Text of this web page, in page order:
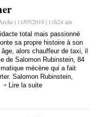
| 11/05/2018 | 11h24 am
total mais passionné
sa propre histoire à son
alors chauffeur de taxi, il
de Salomon Rubinstein, 84
mécène qui a fait
Salomon Rubinstein,
Lire la suite